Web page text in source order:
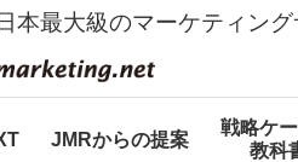
本最大級のマーケティング
JMRからの提案
戦略ケ
教科